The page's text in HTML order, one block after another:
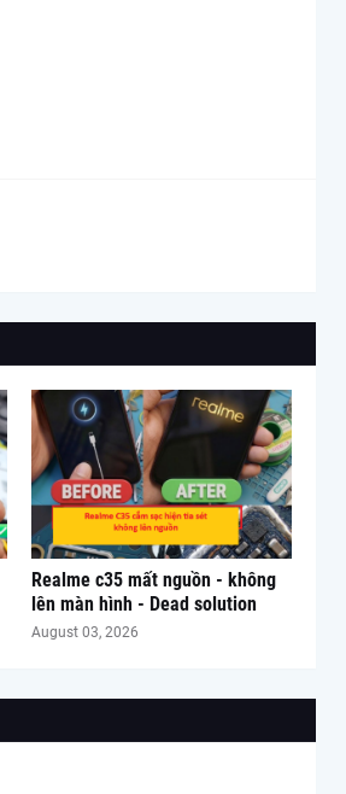
Realme c35 mất nguồn - không
lên màn hình - Dead solution
August 03, 2026